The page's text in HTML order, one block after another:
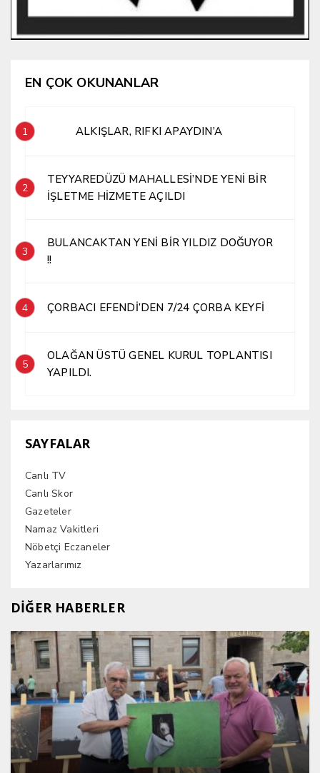
EN ÇOK OKUNANLAR
1 ALKIŞLAR, RIFKI APAYDIN’A
2
TEYYAREDÜZÜ MAHALLESİ’NDE YENİ BİR
İŞLETME HİZMETE AÇILDI
3
BULANCAKTAN YENİ BİR YILDIZ DOĞUYOR
!!
4 ÇORBACI EFENDİ’DEN 7/24 ÇORBA KEYFİ
5
OLAĞAN ÜSTÜ GENEL KURUL TOPLANTISI
YAPILDI.
SAYFALAR
Canlı TV
Canlı Skor
Gazeteler
Namaz Vakitleri
Nöbetçi Eczaneler
Yazarlarımız
DİĞER HABERLER